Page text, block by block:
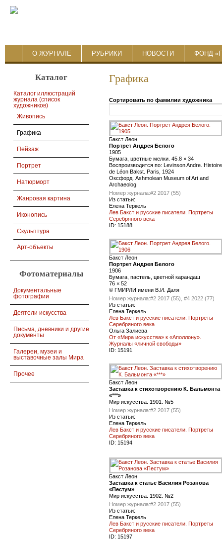
О ЖУРНАЛЕ РУБРИКИ НОВОСТИ ФОНД
Каталог
Каталог иллюстраций
журнала (список
художников)
Живопись
Графика
Пейзаж
Портрет
Натюрморт
Жанровая картина
Иконопись
Скульптура
Арт-объекты
Фотоматериалы
Документальные
фотографии
Деятели искусства
Письма, дневники и другие
документы
Галереи, музеи и
выставочные залы Мира
Прочее
Графика
Сортировать по фамилии художника
Бакст Леон
Портрет Андрея Белого
1905
Бумага, цветные мелки. 45.8 × 34
Воспроизводится по: Levinson Andre. Histoire
de Léon Bakst. Paris, 1924
Оксфорд. Ashmolean Museum of Art and
Archaeolog
Номер журнала:#2 2017 (55)
Из статьи:
Елена Теркель
Лев Бакст и русские писатели. Портреты
Серебряного века
ID: 15188
Бакст Леон
Портрет Андрея Белого
1906
Бумага, пастель, цветной карандаш
76 × 52
© ГМИРЛИ имени В.И. Даля
Номер журнала:#2 2017 (55), #4 2022 (77)
Из статьи:
Елена Теркель
Лев Бакст и русские писатели. Портреты
Серебряного века
Ольга Залиева
От «Мира искусства» к «Аполлону».
Журналы «личной свободы»
ID: 15191
Бакст Леон
Заставка к стихотворению К. Бальмонта
«***»
Мир искусства. 1901. №5
Номер журнала:#2 2017 (55)
Из статьи:
Елена Теркель
Лев Бакст и русские писатели. Портреты
Серебряного века
ID: 15194
Бакст Леон
Заставка к статье Василия Розанова
«Пестум»
Мир искусства. 1902. №2
Номер журнала:#2 2017 (55)
Из статьи:
Елена Теркель
Лев Бакст и русские писатели. Портреты
Серебряного века
ID: 15197